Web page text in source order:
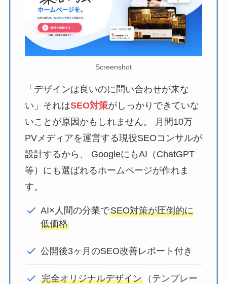
Screenshot
「デザインは良いのに問い合わせが来な
い」それはSEO対策がしっかりできていな
いことが原因かもしれません。 月間10万
PVメディアを運営する現役SEOコンサルが
設計するから、 GoogleにもAI（ChatGPT
等）にも選ばれるホームページが作れま
す。
AI×人間の分業でSEO対策が圧倒的に
低価格
公開後3ヶ月のSEO改善レポート付き
完全オリジナルデザイン （テンプレー